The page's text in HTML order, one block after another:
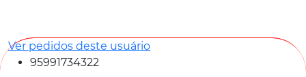
Ver pedidos deste usuário
95991734322